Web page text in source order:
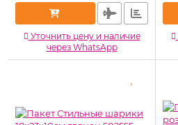
Уточнить цену и наличие
через WhatsApp